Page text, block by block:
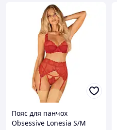
Пояс для панчох
Obsessive Lonesia S/M